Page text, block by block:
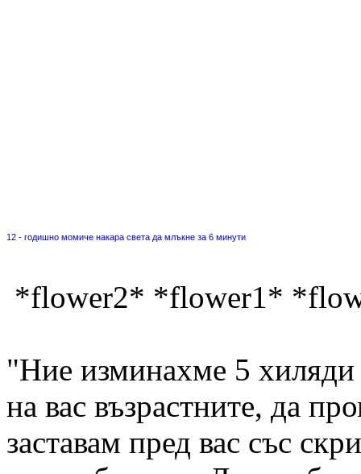
12 - годишно момиче накара света да млъкне за 6 минути
*flower2* *flower1*
"Ние изминахме 5
на вас възрастните, да
заставам пред вас със